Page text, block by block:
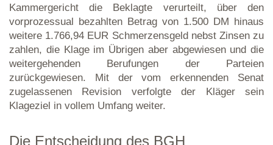
Kammergericht die Beklagte verurteilt, über den
vorprozessual bezahlten Betrag von 1.500 DM hinaus
weitere 1.766,94 EUR Schmerzensgeld nebst Zinsen zu
zahlen, die Klage im Übrigen aber abgewiesen und die
weitergehenden Berufungen der Parteien
zurückgewiesen. Mit der vom erkennenden Senat
zugelassenen Revision verfolgte der Kläger sein
Klageziel in vollem Umfang weiter.
Die Entscheidung des BGH